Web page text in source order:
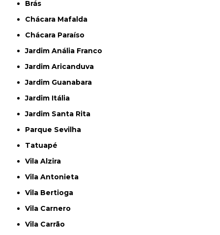
Brás
Chácara Mafalda
Chácara Paraíso
Jardim Anália Franco
Jardim Aricanduva
Jardim Guanabara
Jardim Itália
Jardim Santa Rita
Parque Sevilha
Tatuapé
Vila Alzira
Vila Antonieta
Vila Bertioga
Vila Carnero
Vila Carrão